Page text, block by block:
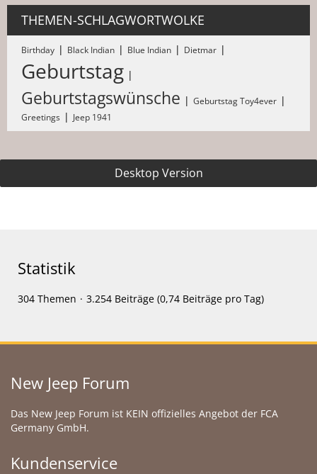
THEMEN-SCHLAGWORTWOLKE
Birthday Black Indian Blue Indian Dietmar
Geburtstag
Geburtstagswünsche
Geburtstag Toy4ever
Greetings
Jeep 1941
Desktop Version
Statistik
304 Themen 3.254 Beiträge (0,74 Beiträge pro Tag)
New Jeep Forum
Das New Jeep Forum ist KEIN offizielles Angebot der FCA
Germany GmbH.
Kundenservice